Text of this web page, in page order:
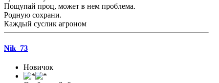
Пощупай проц, может в нем проблема.
Родную сохрани.
Каждый суслик агроном
Nik_73
Новичок